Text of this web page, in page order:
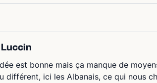
est bonne mais ça manque de
différent, ici les Albanais, ce qui nous